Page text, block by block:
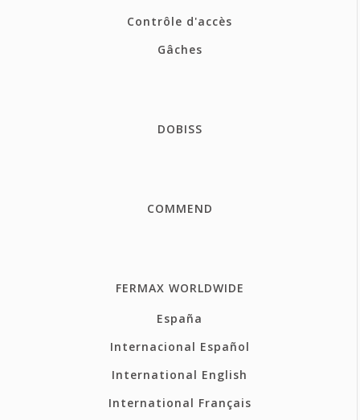
Contrôle d'accès
Gâches
DOBISS
COMMEND
FERMAX WORLDWIDE
España
Internacional Español
International English
International Français